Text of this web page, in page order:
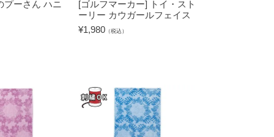
プーさん ハニ
[ゴルフマーカー] トイ・スト
ーリー カウガールフェイス
¥1,980 （税込）